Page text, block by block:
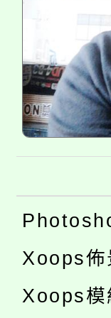
Xoops佈
Xoops模